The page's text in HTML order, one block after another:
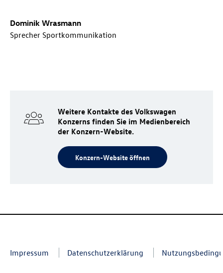
Dominik Wrasmann
Sprecher Sportkommunikation
Weitere Kontakte des Volkswagen
Konzerns finden Sie im Medienbereich
der Konzern-Website.
Konzern-Website öffnen
Impressum Datenschutzerklärung